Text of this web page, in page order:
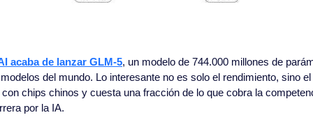
acaba de lanzar GLM-5, un modelo de 744.000 millones de
del mundo. Lo interesante no es solo el rendimiento, sino
chips chinos y cuesta una fracción de lo que cobra la
por la IA.